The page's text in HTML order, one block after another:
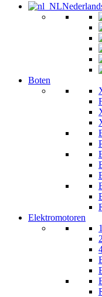
Boten
Elektromotoren